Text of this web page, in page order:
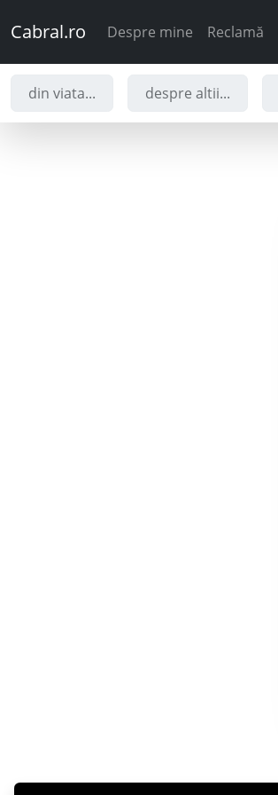
Cabral.ro Despre mine Reclamă
din viata... despre altii...